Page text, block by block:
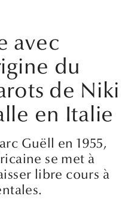
avec
du
de Niki
en Italie
Guëll en 1955,
se met à
libre cours à